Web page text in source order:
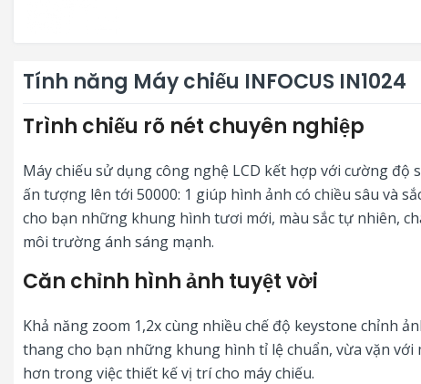
Tính năng Máy chiếu INFOCUS IN1024
Trình chiếu rõ nét chuyên nghiệp
Máy chiếu sử dụng công nghệ LCD kết hợp với cường độ
ấn tượng lên tới 50000: 1 giúp hình ảnh có chiều sâu và
cho bạn những khung hình tươi mới, màu sắc tự nhiên,
môi trường ánh sáng mạnh.
Căn chỉnh hình ảnh tuyệt vời
Khả năng zoom 1,2x cùng nhiều chế độ keystone chỉnh
thang cho bạn những khung hình tỉ lệ chuẩn, vừa vặn
hơn trong việc thiết kế vị trí cho máy chiếu.